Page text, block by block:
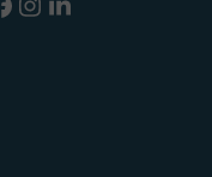
Facebook
Instagram
LinkedIn